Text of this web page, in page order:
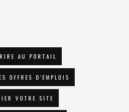
AU PORTAIL
OFFRES D'EMPLOIS
VOTRE SITE